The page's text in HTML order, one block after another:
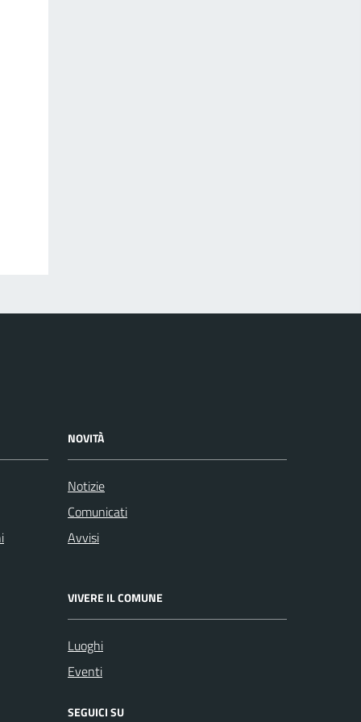
NOVITÀ
Notizie
Comunicati
Avvisi
VIVERE IL COMUNE
Luoghi
Eventi
SEGUICI SU